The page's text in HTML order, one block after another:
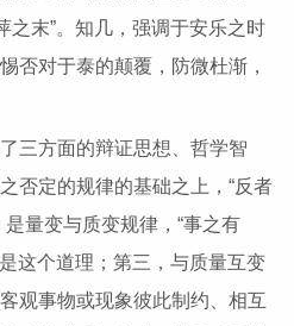
之末”。知几，强调于安乐之时
否对于泰的颠覆，防微杜渐，
三方面的辩证思想、哲学智
否定的规律的基础之上，“反者
量变与质变规律，“事之有
这个道理；第三，与质量互变
观事物或现象彼此制约、相互